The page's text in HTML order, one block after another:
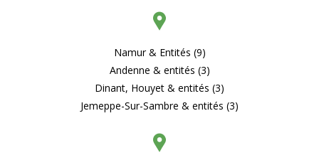
Namur & Entités (9)
Andenne & entités (3)
Dinant, Houyet & entités (3)
Jemeppe-Sur-Sambre & entités (3)